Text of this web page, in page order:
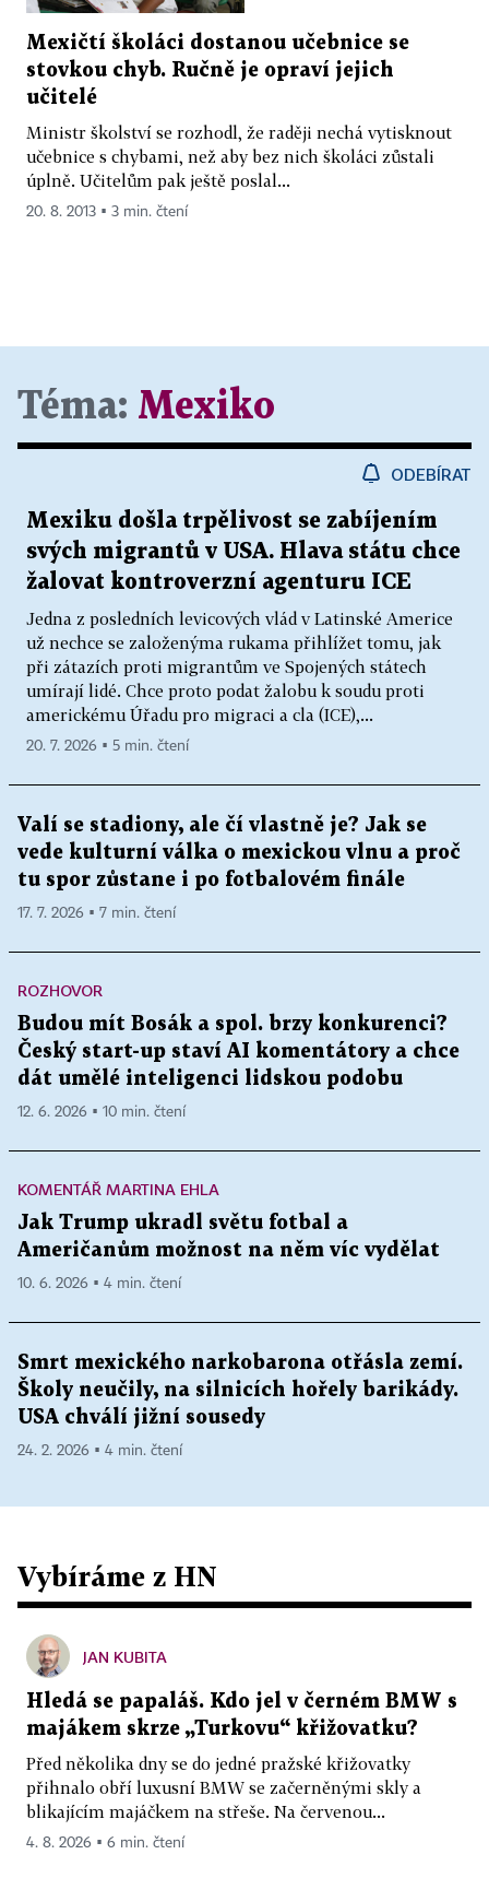
Mexičtí školáci dostanou učebnice se
stovkou chyb. Ručně je opraví jejich
učitelé
Ministr školství se rozhodl, že raději nechá vytisknout
učebnice s chybami, než aby bez nich školáci zůstali
úplně. Učitelům pak ještě poslal...
20. 8. 2013 ▪ 3 min. čtení
Téma: Mexiko
ODEBÍRAT
Mexiku došla trpělivost se zabíjením
svých migrantů v USA. Hlava státu chce
žalovat kontroverzní agenturu ICE
Jedna z posledních levicových vlád v Latinské Americe
už nechce se založenýma rukama přihlížet tomu, jak
při zátazích proti migrantům ve Spojených státech
umírají lidé. Chce proto podat žalobu k soudu proti
americkému Úřadu pro migraci a cla (ICE),...
20. 7. 2026 ▪ 5 min. čtení
Valí se stadiony, ale čí vlastně je? Jak se
vede kulturní válka o mexickou vlnu a proč
tu spor zůstane i po fotbalovém finále
17. 7. 2026 ▪ 7 min. čtení
ROZHOVOR
Budou mít Bosák a spol. brzy konkurenci?
Český start-up staví AI komentátory a chce
dát umělé inteligenci lidskou podobu
12. 6. 2026 ▪ 10 min. čtení
KOMENTÁŘ MARTINA EHLA
Jak Trump ukradl světu fotbal a
Američanům možnost na něm víc vydělat
10. 6. 2026 ▪ 4 min. čtení
Smrt mexického narkobarona otřásla zemí.
Školy neučily, na silnicích hořely barikády.
USA chválí jižní sousedy
24. 2. 2026 ▪ 4 min. čtení
Vybíráme z HN
JAN KUBITA
Hledá se papaláš. Kdo jel v černém BMW s
majákem skrze „Turkovu“ křižovatku?
Před několika dny se do jedné pražské křižovatky
přihnalo obří luxusní BMW se začerněnými skly a
blikajícím majáčkem na střeše. Na červenou...
4. 8. 2026 ▪ 6 min. čtení